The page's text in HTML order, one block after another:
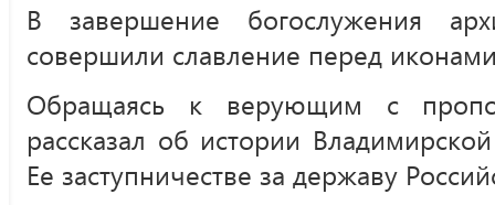
В завершение богослужения
совершили славление перед
Обращаясь к верующим с
рассказал об истории
Ее заступничестве за державу